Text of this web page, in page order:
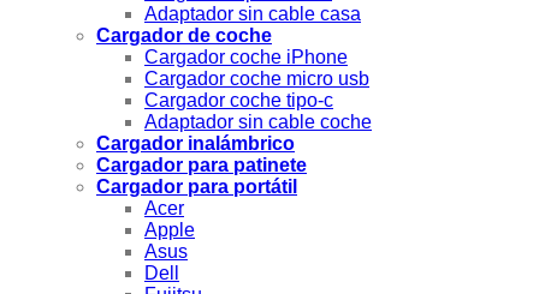
Adaptador sin cable casa
Cargador de coche
Cargador coche iPhone
Cargador coche micro usb
Cargador coche tipo-c
Adaptador sin cable coche
Cargador inalámbrico
Cargador para patinete
Cargador para portátil
Acer
Apple
Asus
Dell